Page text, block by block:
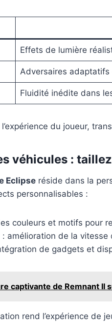
Effets de lumière
Adversaires
Fluidité inédite dans
du joueur,
véhicules :
Eclipse réside dans la
personnalisables :
couleurs et motifs pour
: amélioration de la
de gadgets et
captivante de Remnant II
rend l’expérience de